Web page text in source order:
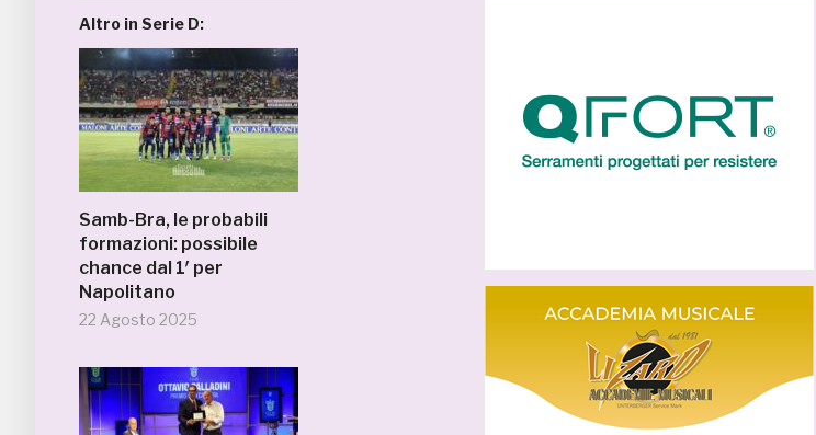
Altro in Serie D:
Samb-Bra, le probabili
formazioni: possibile
chance dal 1′ per
Napolitano
22 Agosto 2025